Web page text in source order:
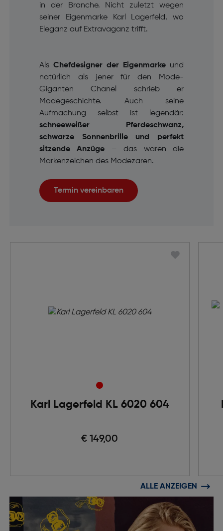
in der Branche. Nicht zuletzt wegen
seiner Eigenmarke Karl Lagerfeld, wo
Eleganz auf Extravaganz trifft.
Als Chefdesigner der Eigenmarke und
natürlich als jener für den Mode-
Giganten Chanel schrieb er
Modegeschichte. Auch seine
Aufmachung selbst ist legendär:
schneeweißer Pferdeschwanz,
schwarze Sonnenbrille und perfekt
sitzende Anzüge – das waren die
Markenzeichen des Modezaren.
Termin vereinbaren
Karl Lagerfeld KL 6020 604
€ 149,00
ALLE ANZEIGEN